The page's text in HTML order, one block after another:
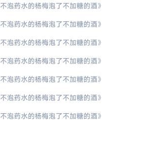
不泡药水的杨梅泡了不加糖的酒》
不泡药水的杨梅泡了不加糖的酒》
不泡药水的杨梅泡了不加糖的酒》
不泡药水的杨梅泡了不加糖的酒》
不泡药水的杨梅泡了不加糖的酒》
不泡药水的杨梅泡了不加糖的酒》
不泡药水的杨梅泡了不加糖的酒》